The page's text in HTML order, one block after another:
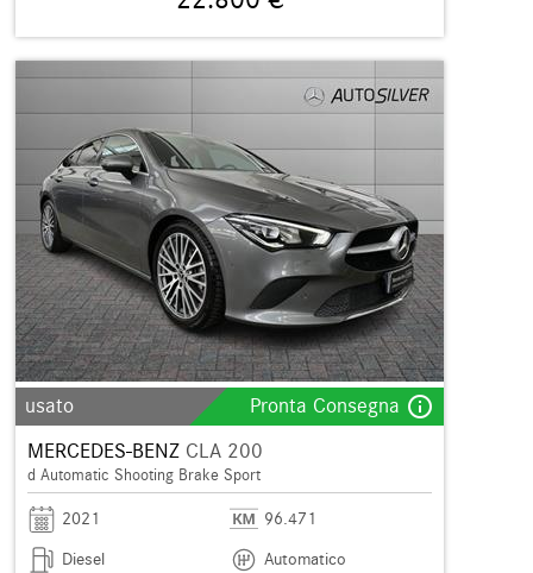
usato Pronta Consegna info_outline
MERCEDES-BENZ CLA 200
d Automatic Shooting Brake Sport
2021
96.471
Diesel
Automatico